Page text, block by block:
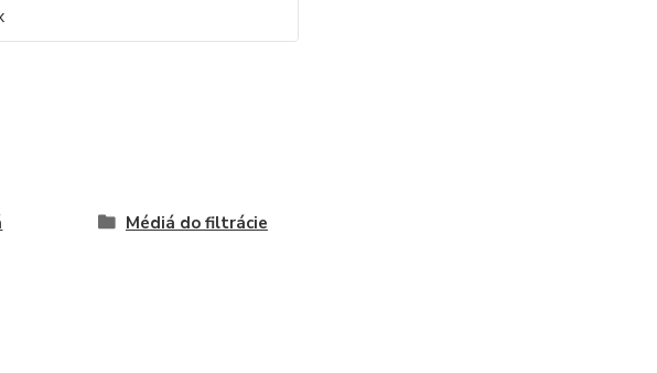
Médiá do filtrácie